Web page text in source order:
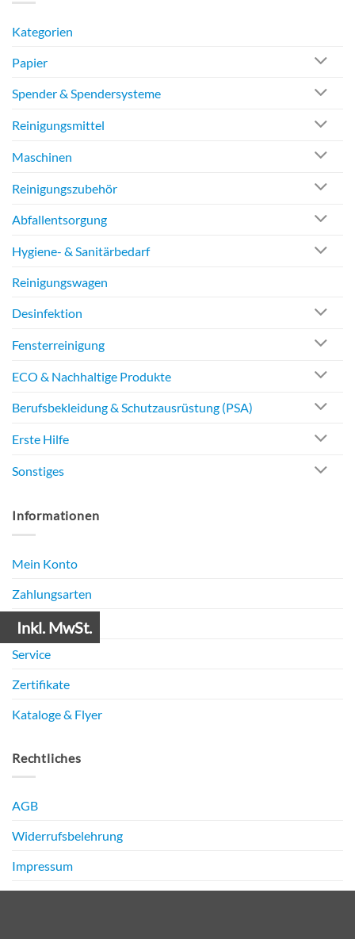
Inkl. MwSt.
Kategorien
Papier
Spender & Spendersysteme
Reinigungsmittel
Maschinen
Reinigungszubehör
Abfallentsorgung
Hygiene- & Sanitärbedarf
Reinigungswagen
Desinfektion
Fensterreinigung
ECO & Nachhaltige Produkte
Berufsbekleidung & Schutzausrüstung (PSA)
Erste Hilfe
Sonstiges
Informationen
Mein Konto
Zahlungsarten
Versandarten
Service
Zertifikate
Kataloge & Flyer
Rechtliches
AGB
Widerrufsbelehrung
Impressum
Datenschutz